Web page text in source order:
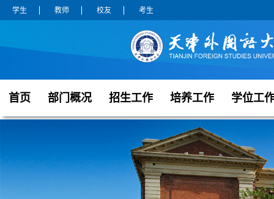
学生 教师 校友 考生
首页 部门概况 招生工作 培养工作 学位工